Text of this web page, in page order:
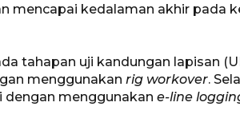
mencapai kedalaman akhir pada
tahapan uji kandungan lapisan
menggunakan rig workover.
dengan menggunakan e-line